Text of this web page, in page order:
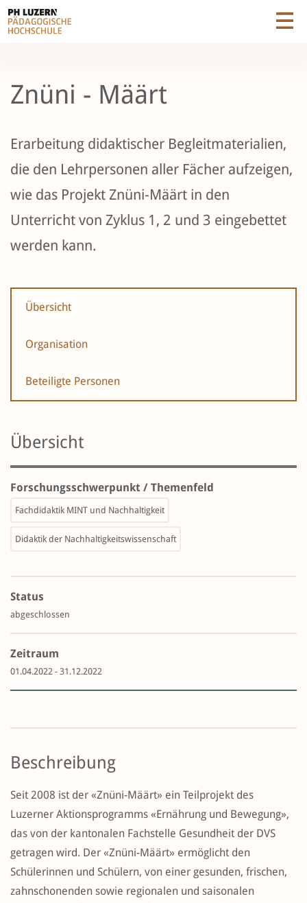
Znüni - Määrt
Erarbeitung didaktischer Begleitmaterialien,
die den Lehrpersonen aller Fächer aufzeigen,
wie das Projekt Znüni-Määrt in den
Unterricht von Zyklus 1, 2 und 3 eingebettet
werden kann.
Übersicht
Organisation
Beteiligte Personen
Übersicht
Forschungsschwerpunkt / Themenfeld
Fachdidaktik MINT und Nachhaltigkeit
Didaktik der Nachhaltigkeitswissenschaft
Status
abgeschlossen
Zeitraum
01.04.2022 - 31.12.2022
Beschreibung
Seit 2008 ist der «Znüni-Määrt» ein Teilprojekt des
Luzerner Aktionsprogramms «Ernährung und Bewegung»,
das von der kantonalen Fachstelle Gesundheit der DVS
getragen wird. Der «Znüni-Määrt» ermöglicht den
Schülerinnen und Schülern, von einer gesunden, frischen,
zahnschonenden sowie regionalen und saisonalen